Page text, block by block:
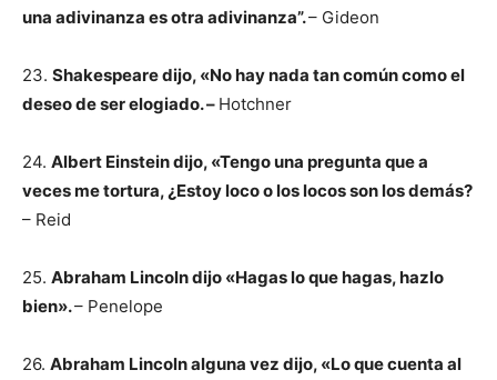
una adivinanza es otra adivinanza”.– Gideon
23. Shakespeare dijo, «No hay nada tan común como el
deseo de ser elogiado. – Hotchner
24. Albert Einstein dijo, «Tengo una pregunta que a
veces me tortura, ¿Estoy loco o los locos son los demás?
– Reid
25. Abraham Lincoln dijo «Hagas lo que hagas, hazlo
bien».– Penelope
26. Abraham Lincoln alguna vez dijo, «Lo que cuenta al